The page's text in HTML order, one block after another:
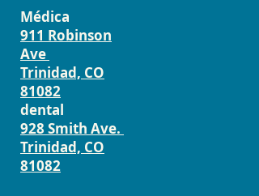
Médica
911 Robinson
Ave
Trinidad, CO
81082
dental
928 Smith Ave.
Trinidad, CO
81082